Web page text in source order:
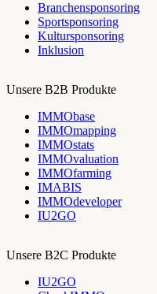
Branchensponsoring
Sportsponsoring
Kultursponsoring
Inklusion
Unsere B2B Produkte
IMMObase
IMMOmapping
IMMOstats
IMMOvaluation
IMMOfarming
IMABIS
IMMOdeveloper
IU2GO
Unsere B2C Produkte
IU2GO